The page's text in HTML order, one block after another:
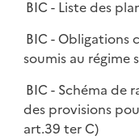
BIC - Liste des
BIC - Obligations
soumis au régime
BIC - Schéma de
des provisions
art.39 ter C)